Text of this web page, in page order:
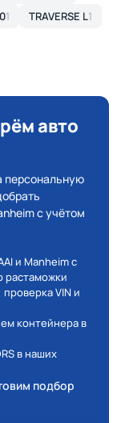
1 TRAVERSE L1
авто
персональную
с учётом
и Manheim с
растаможки
VIN и
контейнера в
в наших
подбор